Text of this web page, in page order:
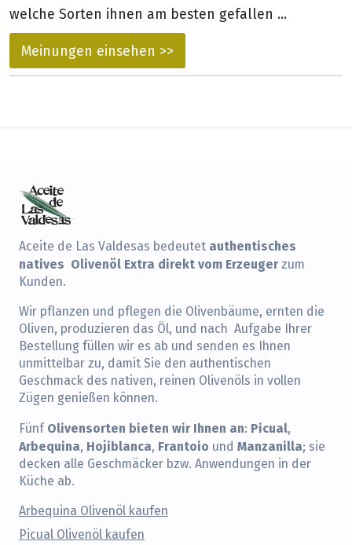
welche Sorten ihnen am besten gefallen ...
Meinungen einsehen >>
Aceite de Las Valdesas bedeutet authentisches
natives Olivenöl Extra direkt vom Erzeugerzum
Kunden.
Wir pflanzen und pflegen die Olivenbäume, ernten die
Oliven, produzieren das Öl, und nach Aufgabe Ihrer
Bestellung füllen wir es ab und senden es Ihnen
unmittelbar zu, damit Sie den authentischen
Geschmack des nativen, reinen Olivenöls in vollen
Zügen genießen können.
FünfOlivensorten bieten wir Ihnen an: Picual,
Arbequina, Hojiblanca, Frantoio und Manzanilla; sie
decken alle Geschmäcker bzw. Anwendungen in der
Küche ab.
Arbequina Olivenöl kaufen
Picual Olivenöl kaufen